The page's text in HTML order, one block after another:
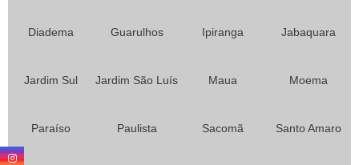
Diadema Guarulhos Ipiranga Jabaquara
Jardim Sul Jardim São Luís Maua Moema
Paraíso Paulista Sacomã Santo Amaro